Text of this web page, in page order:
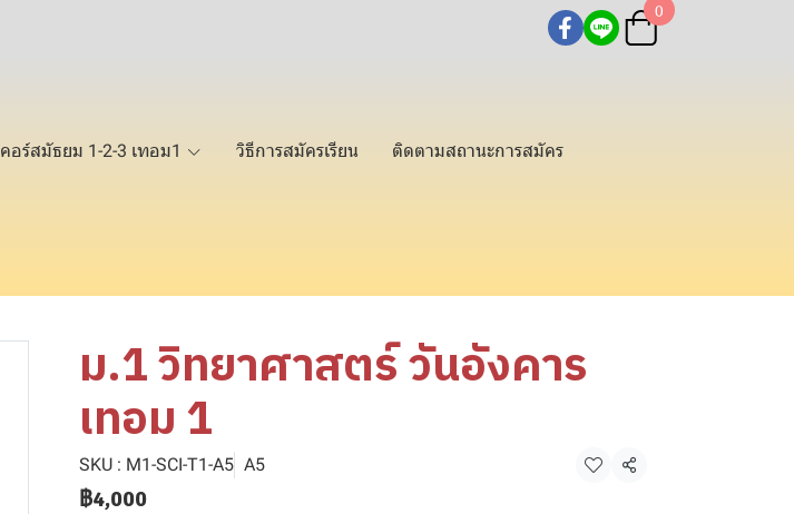
0
คอร์สมัธยม 1-2-3 เทอม1 วิธีการสมัครเรียน ติดตามสถานะการสมัคร
ม.1 วิทยาศาสตร์ วันอังคาร
เทอม 1
SKU : M1-SCI-T1-A5 A5 แชร์
฿4,000